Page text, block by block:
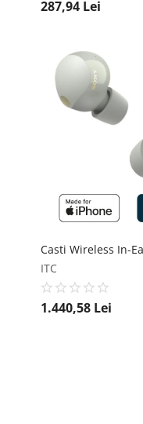
287,94 Lei
ITC
1.440,58 Lei